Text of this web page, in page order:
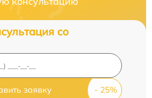
со
заявку